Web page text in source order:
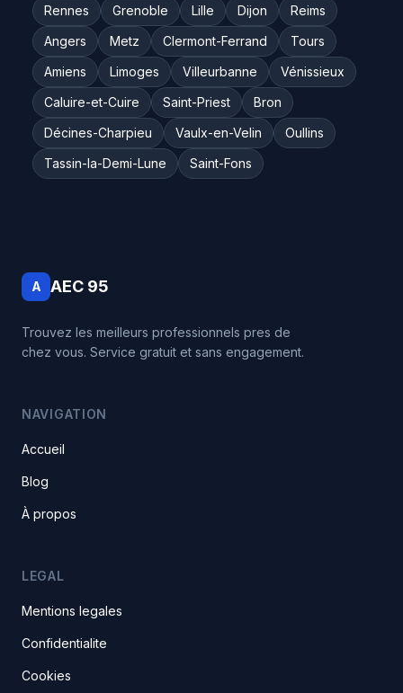
Rennes
Grenoble Lille Dijon
Reims
Angers
Metz Clermont-Ferrand
Tours
Amiens
Limoges Villeurbanne
Vénissieux
Caluire-et-Cuire
Saint-Priest
Bron
Décines-Charpieu
Vaulx-en-Velin
Oullins
Tassin-la-Demi-Lune
Saint-Fons
A AEC 95
Trouvez les meilleurs professionnels pres de
chez vous. Service gratuit et sans engagement.
NAVIGATION
Accueil
Blog
À propos
LEGAL
Mentions legales
Confidentialite
Cookies